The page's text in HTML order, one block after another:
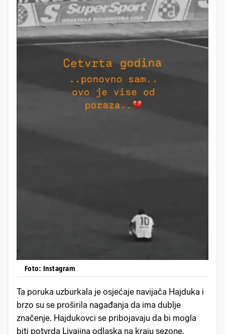
Foto: Instagram
Ta poruka uzburkala je osjećaje navijača Hajduka i
brzo su se proširila nagađanja da ima dublje
značenje. Hajdukovci se pribojavaju da bi mogla
biti potvrda Livajina odlaska na kraju sezone.